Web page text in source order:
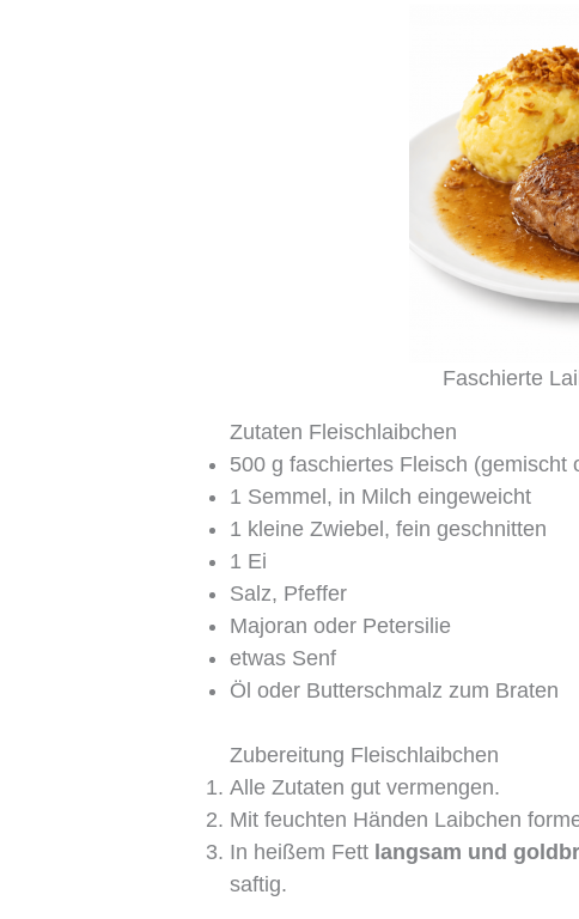
Faschierte
Zutaten Fleischlaibchen
500 g faschiertes Fleisch (gemischt
1 Semmel, in Milch eingeweicht
1 kleine Zwiebel, fein geschnitten
1 Ei
Salz, Pfeffer
Majoran oder Petersilie
etwas Senf
Öl oder Butterschmalz zum Braten
Zubereitung Fleischlaibchen
Alle Zutaten gut vermengen.
Mit feuchten Händen Laibchen
In heißem Fett langsam und
saftig.